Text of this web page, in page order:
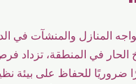
المنازل والمنشآت في
الحار في المنطقة، تزداد
ضروريًا للحفاظ على بيئة